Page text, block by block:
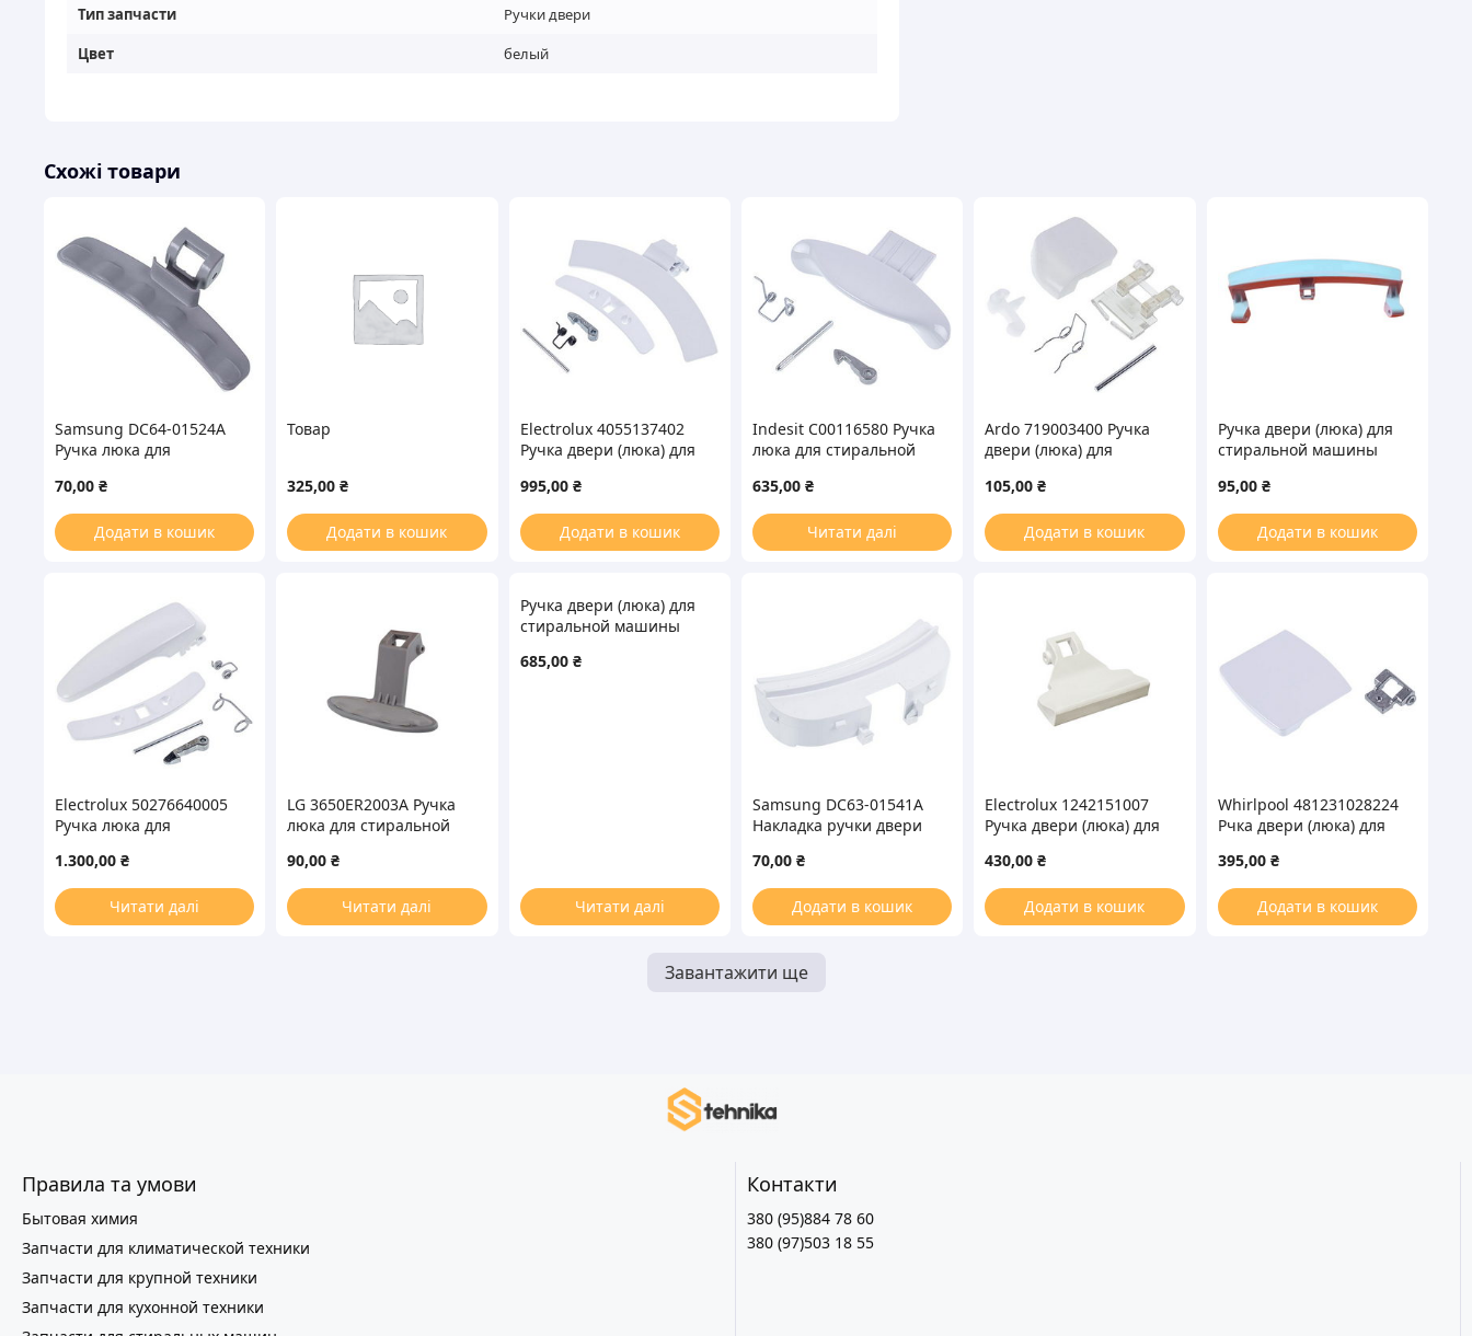
Тип запчасти
Ручки двери
Цвет
белый
Схожі товари
Samsung DC64-01524A
Ручка люка для
70,00 ₴
Додати в кошик
Товар
325,00₴
Додати в кошик
Electrolux 4055137402
Ручка двери (люка) для
995,00 ₴
Додати в кошик
Indesit C00116580 Ручка
люка для стиральной
635,00 ₴
Читати далі
Ardo 719003400 Ручка
двери (люка) для
105,00₴
Додати в кошик
Ручка двери (люка) для
стиральной машины
95,00 ₴
Додати в кошик
Electrolux 50276640005
Ручка люка для
1.300,00 ₴
Читати далі
LG 3650ER2003A Ручка
люка для стиральной
90,00₴
Читати далі
Ручка двери (люка) для
стиральной машины
685,00 ₴
Читати далі
Samsung DC63-01541A
Накладка ручки двери
машины
70,00 ₴
Додати в кошик
Electrolux 1242151007
Ручка двери (люка) для
430,00₴
Додати в кошик
Whirlpool 481231028224
Рчка двери (люка) для
395,00 ₴
Додати в кошик
Завантажити ще
Правила та умови
Бытовая химия
Запчасти для климатической техники
Запчасти для крупной техники
Запчасти для кухонной техники
Контакти
380 (95)884 78 60
380 (97)503 18 55